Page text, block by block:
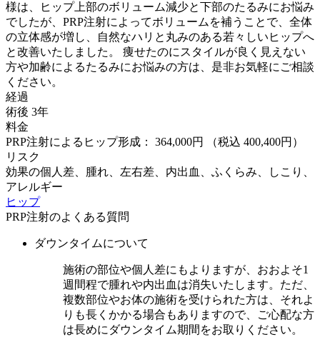
様は、ヒップ上部のボリューム減少と下部のたるみにお悩み
でしたが、PRP注射によってボリュームを補うことで、全体
の立体感が増し、自然なハリと丸みのある若々しいヒップへ
と改善いたしました。 痩せたのにスタイルが良く見えない
方や加齢によるたるみにお悩みの方は、是非お気軽にご相談
ください。
経過
術後 3年
料金
PRP注射によるヒップ形成： 364,000円
（税込 400,400円）
リスク
効果の個人差、腫れ、左右差、内出血、ふくらみ、しこり、
アレルギー
ヒップ
PRP注射のよくある質問
ダウンタイムについて
施術の部位や個人差にもよりますが、おおよそ1
週間程で腫れや内出血は消失いたします。ただ、
複数部位やお体の施術を受けられた方は、それよ
りも長くかかる場合もありますので、ご心配な方
は長めにダウンタイム期間をお取りください。